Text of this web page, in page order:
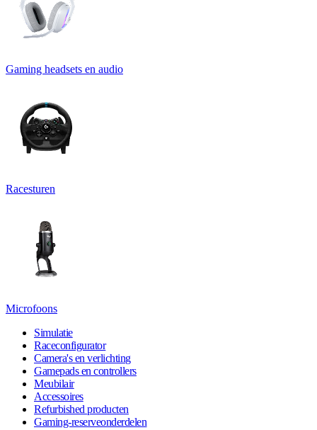
Gaming headsets en audio
Racesturen
Microfoons
Simulatie
Raceconfigurator
Camera's en verlichting
Gamepads en controllers
Meubilair
Accessoires
Refurbished producten
Gaming-reserveonderdelen